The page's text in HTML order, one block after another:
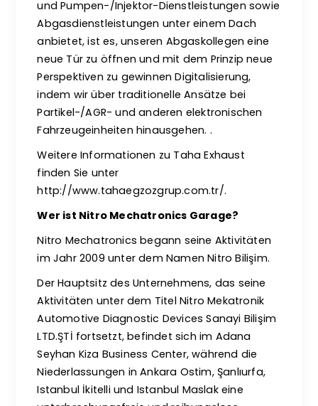
und Pumpen-/Injektor-Dienstleistungen sowie
Abgasdienstleistungen unter einem Dach
anbietet, ist es, unseren Abgaskollegen eine
neue Tür zu öffnen und mit dem Prinzip neue
Perspektiven zu gewinnen Digitalisierung,
indem wir über traditionelle Ansätze bei
Partikel-/AGR- und anderen elektronischen
Fahrzeugeinheiten hinausgehen. .
Weitere Informationen zu Taha Exhaust
finden Sie unter
http://www.tahaegzozgrup.com.tr/.
Wer ist Nitro Mechatronics Garage?
Nitro Mechatronics begann seine Aktivitäten
im Jahr 2009 unter dem Namen Nitro Bilişim.
Der Hauptsitz des Unternehmens, das seine
Aktivitäten unter dem Titel Nitro Mekatronik
Automotive Diagnostic Devices Sanayi Bilişim
LTD.ŞTİ fortsetzt, befindet sich im Adana
Seyhan Kiza Business Center, während die
Niederlassungen in Ankara Ostim, Şanlıurfa,
Istanbul İkitelli und Istanbul Maslak eine